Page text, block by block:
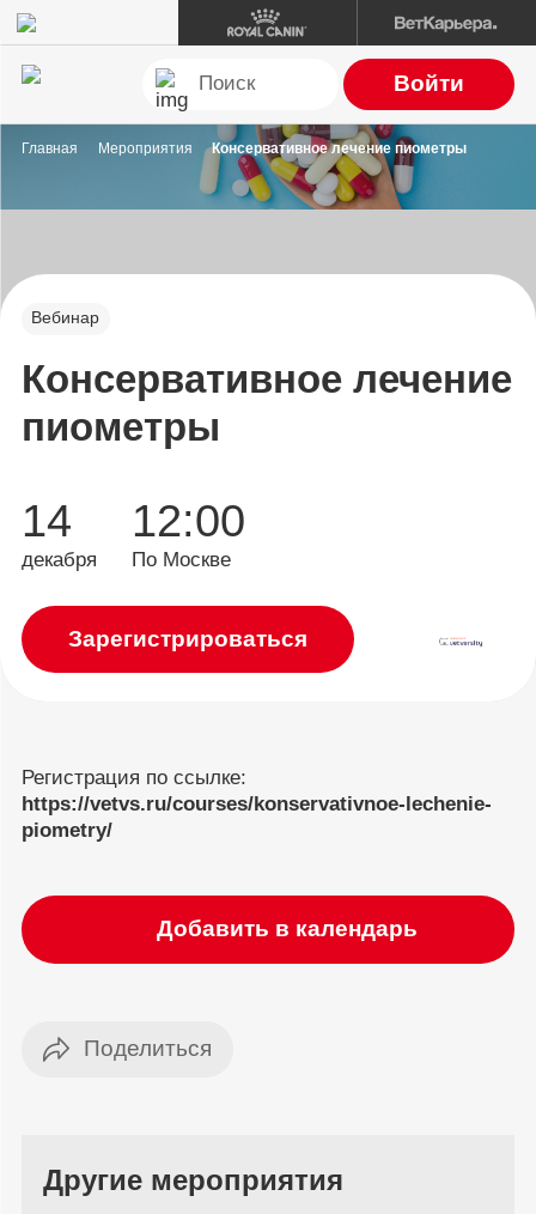
Войти
Главная Мероприятия Консервативное лечение пиометры
Вебинар
Консервативное лечение
пиометры
14
декабря
12:00
По Москве
Зарегистрироваться
Регистрация по ссылке:
https://vetvs.ru/courses/konservativnoe-lechenie-
piometry/
Добавить в календарь
Другие мероприятия